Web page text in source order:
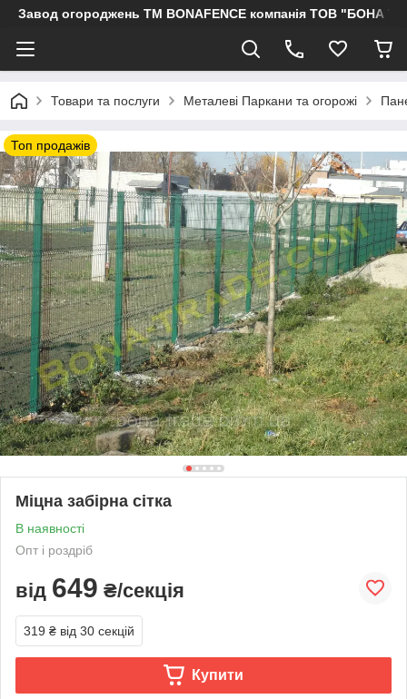
Завод огороджень ТМ BONAFENCE компанія ТОВ "БОНА
Товари та послуги Металеві Паркани та огорожі
Топ продажів
Міцна забірна сітка
В наявності
Опт і роздріб
від 649 ₴/секція
319 ₴ від 30 секцій
Купити